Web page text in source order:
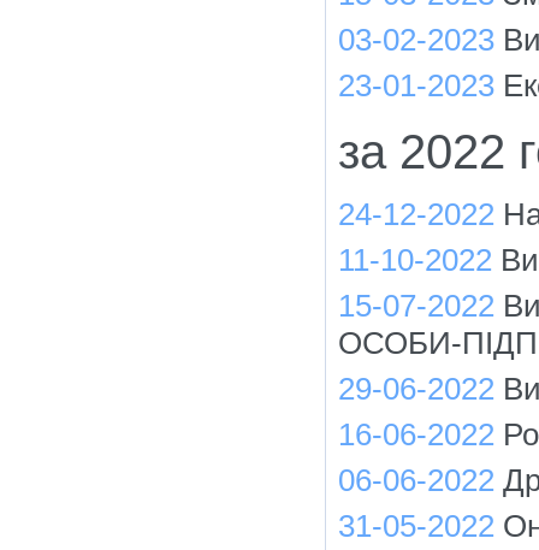
03-02-2023
23-01-2023
за 2022
24-12-2022
11-10-2022
15-07-2022
ОСОБИ-
29-06-2022
16-06-2022
06-06-2022
31-05-2022